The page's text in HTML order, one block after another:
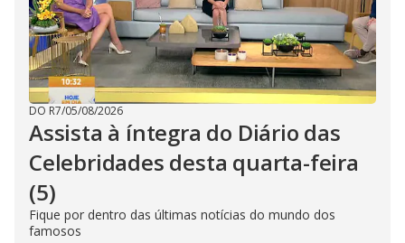
DO R7/05/08/2026
Assista à íntegra do Diário das
Celebridades desta quarta-feira
(5)
Fique por dentro das últimas notícias do mundo dos
famosos